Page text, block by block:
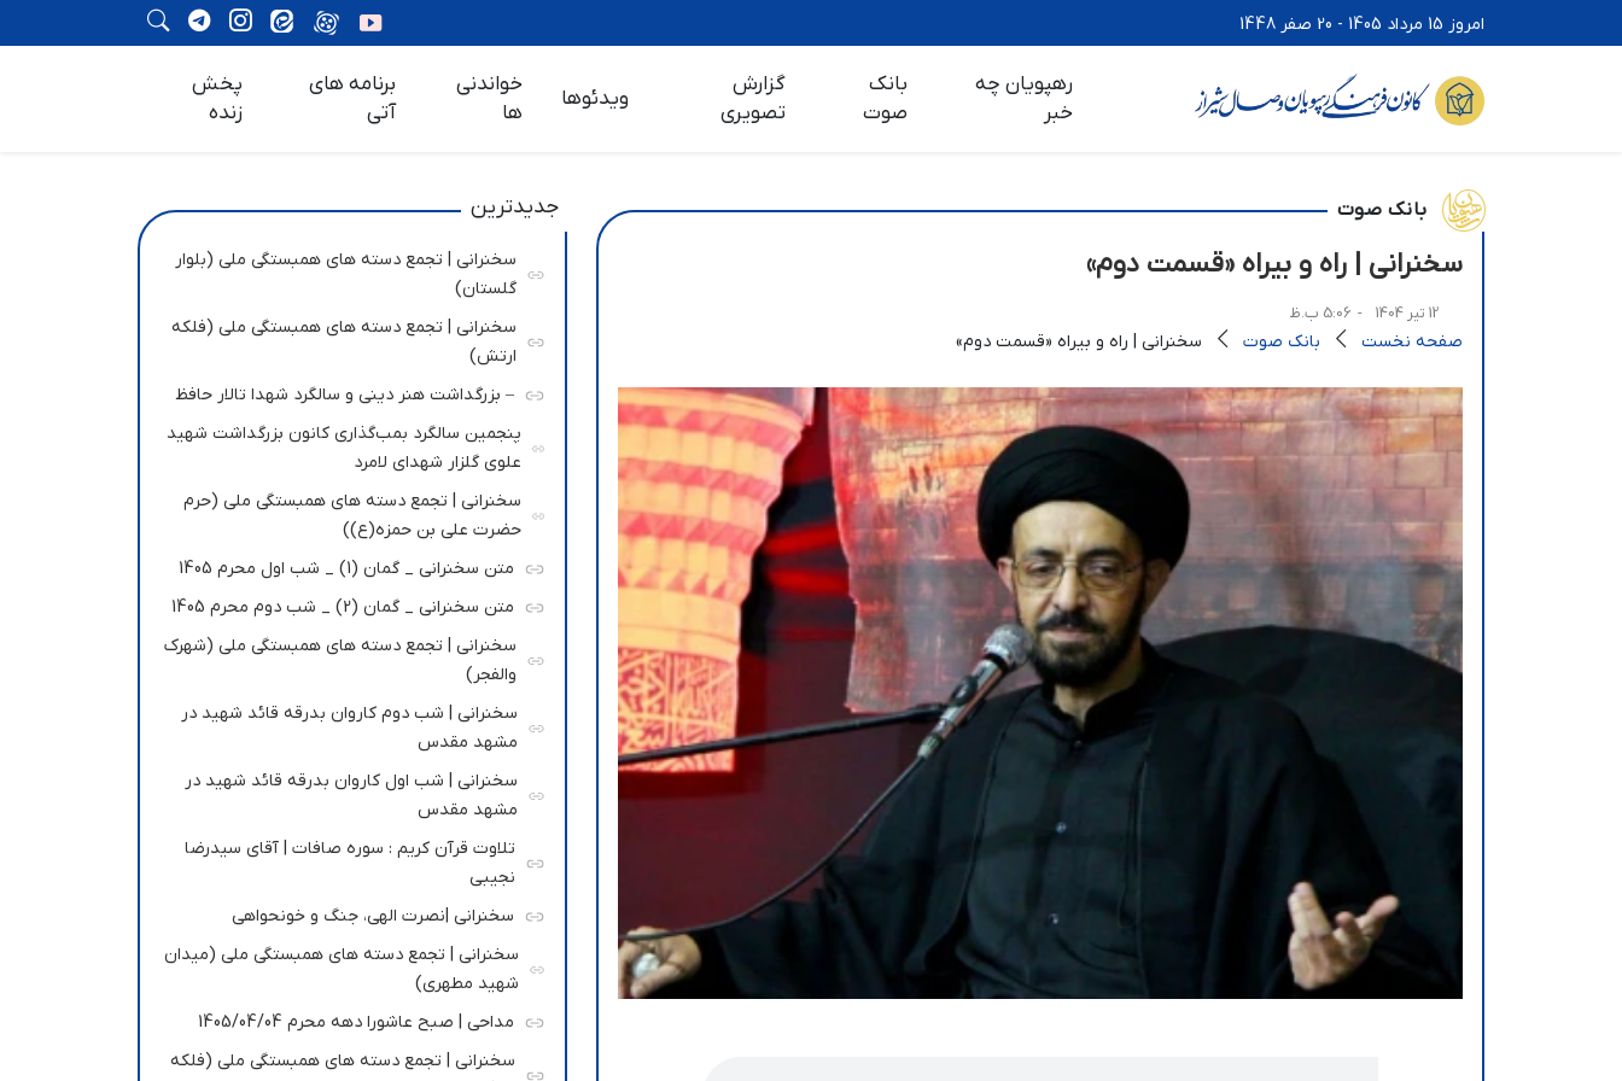
امروز 15 مرداد 1405 - 20 صفر 1448
رهپویان چه
خبر
بانک
صوت
گزارش
تصویری
ویدئوها
خواندنی
ها
برنامه های
آتی
پخش
زنده
بانک صوت
سخنرانی | راه و بیراه «قسمت دوم»
12 تیر 1404 - 5:06 ب.ظ
صفحه نخست بانک صوت سخنرانی | راه و بیراه «قسمت دوم»
جدیدترین
سخنرانی | تجمع دسته های همبستگی ملی (بلوار
گلستان)
سخنرانی | تجمع دسته های همبستگی ملی (فلکه
ارتش)
– بزرگداشت هنر دینی و سالگرد شهدا تالار حافظ
پنجمین سالگرد بمب‌گذاری کانون بزرگداشت شهید
علوی گلزار شهدای لامرد
سخنرانی | تجمع دسته های همبستگی ملی (حرم
حضرت علی بن حمزه(ع))
متن سخنرانی _ گمان (1) _ شب اول محرم 1405
متن سخنرانی _ گمان (2) _ شب دوم محرم 1405
سخنرانی | تجمع دسته های همبستگی ملی (شهرک
والفجر)
سخنرانی | شب دوم کاروان بدرقه قائد شهید در
مشهد مقدس
سخنرانی | شب اول کاروان بدرقه قائد شهید در
مشهد مقدس
تلاوت قرآن کریم : سوره صافات | آقای سیدرضا
نجیبی
سخنرانی |نصرت الهی، جنگ و خونحواهی
سخنرانی | تجمع دسته های همبستگی ملی (میدان
شهید مطهری)
مداحی | صبح عاشورا دهه محرم 1405/04/04
سخنرانی | تجمع دسته های همبستگی ملی (فلکه